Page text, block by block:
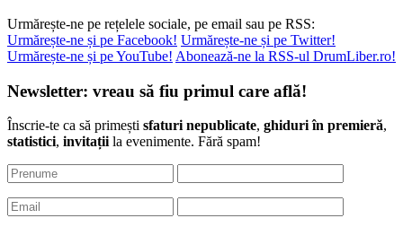
Urmărește-ne pe rețelele sociale, pe email sau pe RSS:
Urmărește-ne și pe Facebook! Urmărește-ne și pe Twitter!
Urmărește-ne și pe YouTube! Abonează-ne la RSS-ul DrumLiber.ro!
Newsletter: vreau să fiu primul care află!
Înscrie-te ca să primești sfaturi nepublicate, ghiduri în premieră,
statistici, invitațiila evenimente. Fără spam!